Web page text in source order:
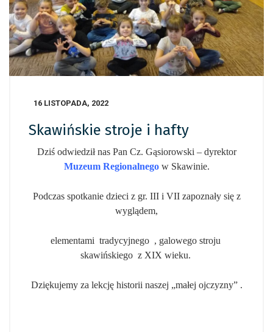
16 LISTOPADA, 2022
Skawińskie stroje i hafty
Dziś odwiedził nas Pan Cz. Gąsiorowski – dyrektor
Muzeum Regionalnegow Skawinie.
Podczas spotkanie dzieci z gr. III i VII zapoznały się z
wyglądem,
elementami tradycyjnego , galowego stroju
skawińskiego z XIX wieku.
Dziękujemy za lekcję historii naszej „małej ojczyzny” .